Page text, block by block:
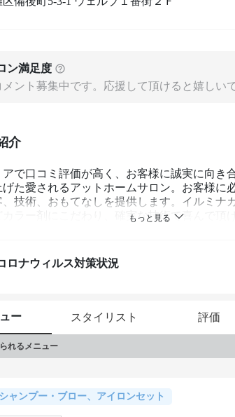
ン満足度
ント募集中です。応援して頂けると嬉しい
介
で口コミ評価が高く、お客様に誠実に向き
た愛されるアットホームサロン。お客様に
技術、おもてなしを提供します。イルミナ
ラー剤にこだわり、確実な技術で喜んで頂
ロナウィルス対策状況
ー スタイリスト 評価
れるメニュー
ャンプー・ブロー、アイロンセット